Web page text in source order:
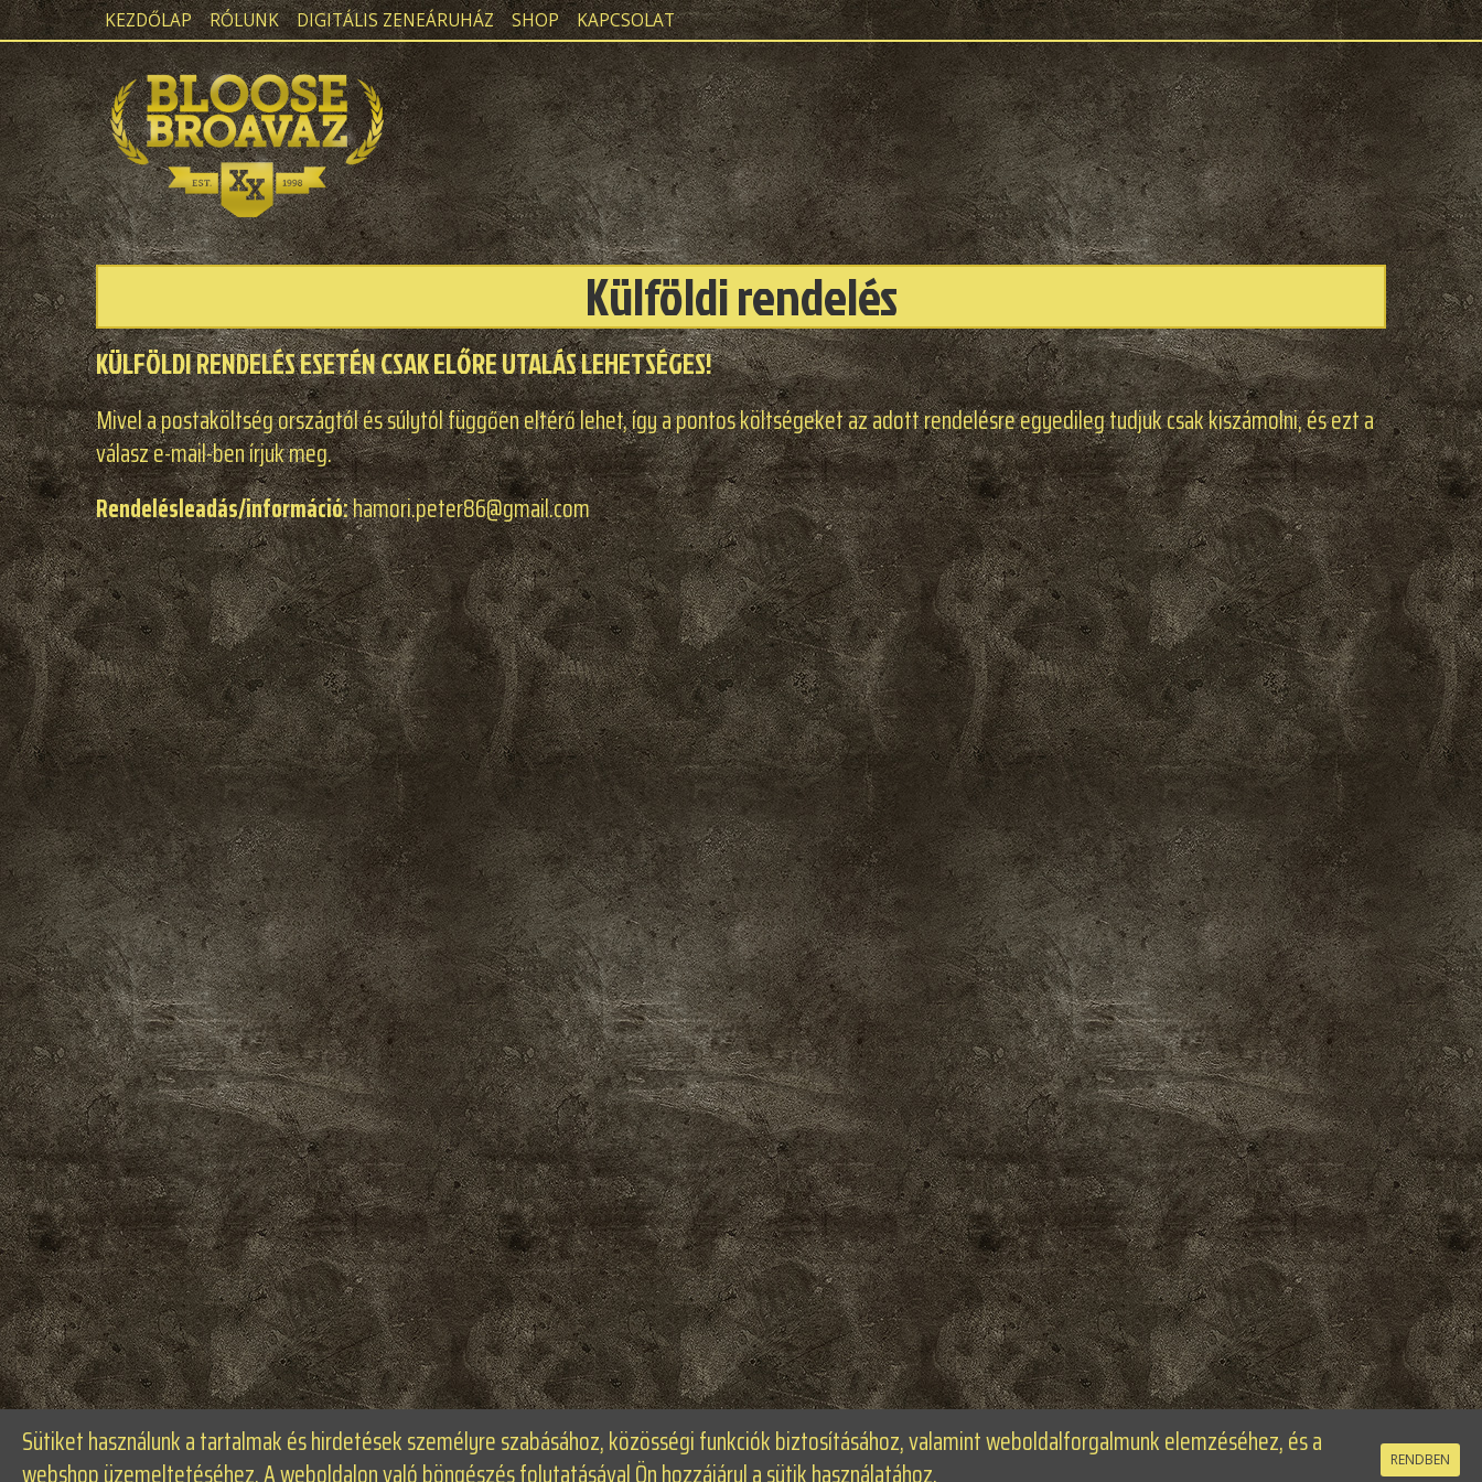
KEZDŐLAP RÓLUNK DIGITÁLIS ZENEÁRUHÁZ SHOP KAPCSOLAT
Külföldi rendelés
KÜLFÖLDI RENDELÉS ESETÉN CSAK ELŐRE UTALÁS LEHETSÉGES!
Mivel a postaköltség országtól és súlytól függően eltérő lehet, így a pontos költségeket az adott rendelésre egyedileg tudjuk csak kiszámolni, és ezt a
válasz e-mail-ben írjuk meg.
Rendelésleadás/információ:hamori.peter86@gmail.com
Sütiket használunk a tartalmak és hirdetések személyre szabásához, közösségi funkciók biztosításához, valamint weboldalforgalmunk elemzéséhez, és a
RENDBEN